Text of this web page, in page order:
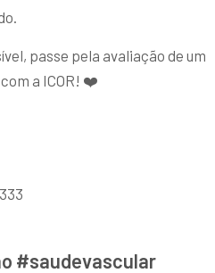
passe pela avaliação de um
a ICOR! ❤️
#saudevascular